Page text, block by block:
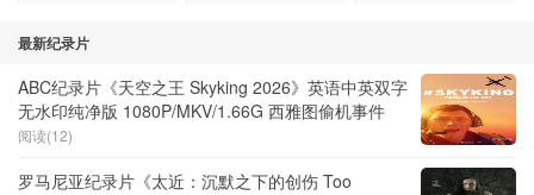
最新纪录片
ABC纪录片《天空之王 Skyking 2026》英语中英双字
无水印纯净版 1080P/MKV/1.66G 西雅图偷机事件
阅读(12)
罗马尼亚纪录片《太近：沉默之下的创伤 Too